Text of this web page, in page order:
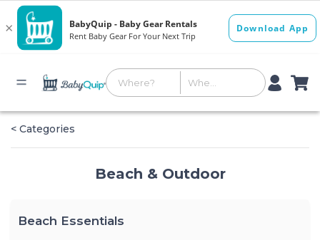
< Categories
Beach & Outdoor
Beach Essentials